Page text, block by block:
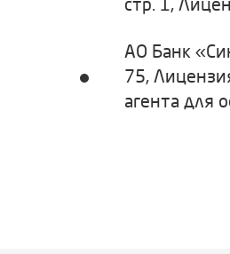
стр. 1,
АО Банк
75,
агента для